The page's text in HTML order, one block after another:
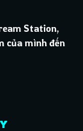
Station,
của mình đến